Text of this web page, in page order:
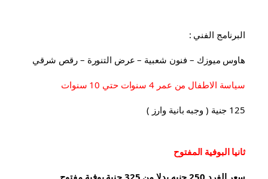
البرنامج الفني :
هاوس ميوزك – فنون شعبية – عرض التنورة – رقص شرقي
سياسة الاطفال من عمر 4 سنوات حتي 10 سنوات
125 جنية ( وجبه بانية وارز )
ثانيا البوفية المفتوح
سعر الفرد 250 جنيه بدلا من 325 جنية بوفية مفتوح